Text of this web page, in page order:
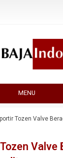
MENU
Tozen Valve
Valve